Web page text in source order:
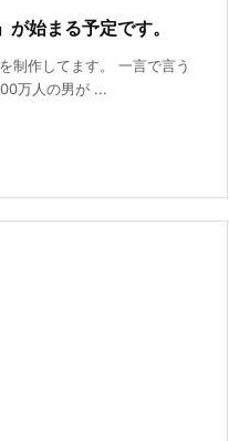
が始まる予定です。
制作してます。 一言で言う
万人の男が ...